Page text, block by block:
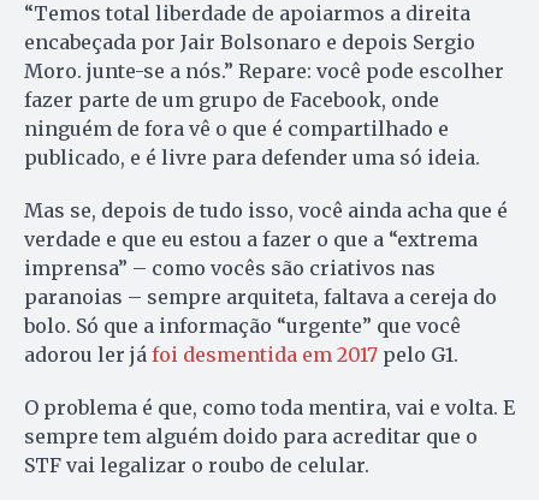
“Temos total liberdade de apoiarmos a direita
encabeçada por Jair Bolsonaro e depois Sergio
Moro. junte-se a nós.” Repare: você pode escolher
fazer parte de um grupo de Facebook, onde
ninguém de fora vê o que é compartilhado e
publicado, e é livre para defender uma só ideia.
Mas se, depois de tudo isso, você ainda acha que é
verdade e que eu estou a fazer o que a “extrema
imprensa” – como vocês são criativos nas
paranoias – sempre arquiteta, faltava a cereja do
bolo. Só que a informação “urgente” que você
adorou ler já foi desmentida em 2017 pelo G1.
O problema é que, como toda mentira, vai e volta. E
sempre tem alguém doido para acreditar que o
STF vai legalizar o roubo de celular.